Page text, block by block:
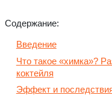
Содержание:
Введение
Что такое «химка»?
коктейля
Эффект и